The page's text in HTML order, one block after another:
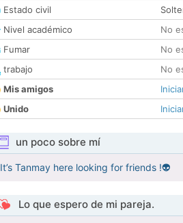
Estado civil
Nivel académico
No
Fumar
No
trabajo
No
Mis amigos
Unido
un poco sobre mí
It’s Tanmay here looking for friends !👽
Lo que espero de mi pareja.